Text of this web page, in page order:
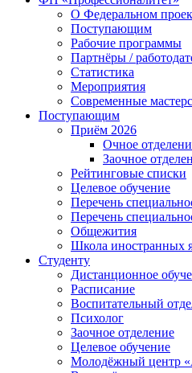
О Федеральном
Поступающим
Рабочие программы
Партнёры /
Статистика
Мероприятия
Современные
Поступающим
Приём 2026
Очное
Заочное
Рейтинговые списки
Целевое обучение
Перечень
Перечень
Общежития
Школа иностранных
Студенту
Дистанционное
Расписание
Воспитательный
Психолог
Заочное отделение
Целевое обучение
Молодёжный центр